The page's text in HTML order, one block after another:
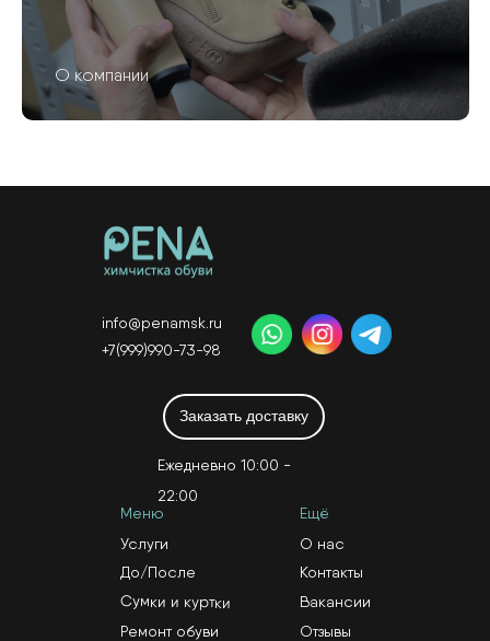
О компании
Заказать доставку
Меню
Услуги
До/После
Сумки и куртки
Ремонт обуви
Контакты
О нас
Вакансии
Отзывы
Ещё
Ежедневно 10:00 -
22:00
info@penamsk.ru
+7(999)990-73-98